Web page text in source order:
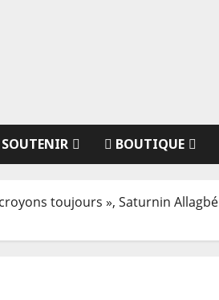
SOUTENIR BOUTIQUE
toujours », Saturnin Allagbé